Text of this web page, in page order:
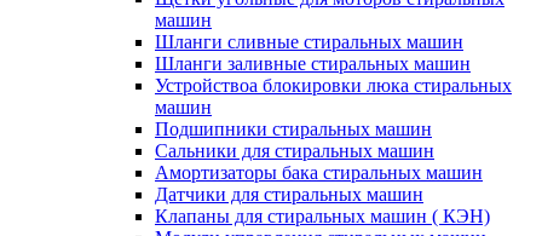
машин
Шланги сливные стиральных машин
Шланги заливные стиральных машин
Устройствоа блокировки люка стиральных
машин
Подшипники стиральных машин
Сальники для стиральных машин
Амортизаторы бака стиральных машин
Датчики для стиральных машин
Клапаны для стиральных машин ( КЭН)